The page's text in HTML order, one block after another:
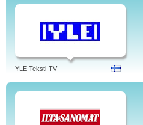
YLE Teksti-TV